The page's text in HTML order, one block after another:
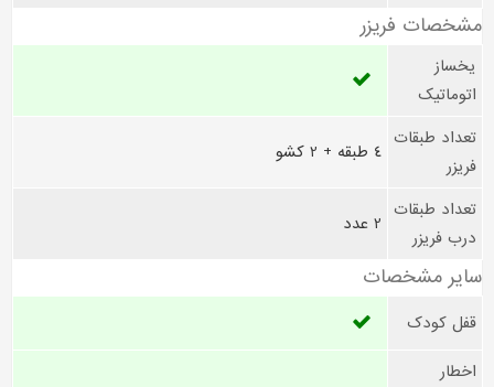
مشخصات فریزر
یخساز
اتوماتیک
تعداد طبقات
فریزر
4 طبقه + 2 کشو
تعداد طبقات
درب فریزر
2 عدد
سایر مشخصات
قفل کودک
اخطار